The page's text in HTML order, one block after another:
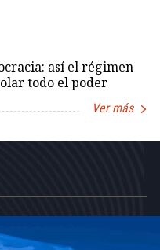
así el régimen
todo el poder
Ver más